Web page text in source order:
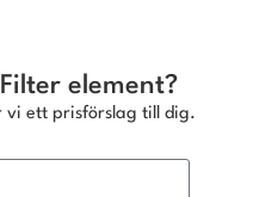
element?
vi ett prisförslag till dig.